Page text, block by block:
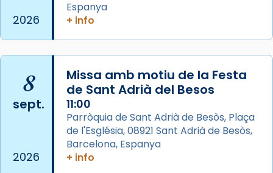
del Sant Pare Lleó XIV a Barcelona, i als
L’arquebisbe de Barcelona, el cardenal Joan
Josep Omella, ha presidit la missa i l’ha
concelebrat el bisbe auxiliar de Barcelona,
Mons. David Abadías.
📸 Dr. G. Simón
View on Facebook ·
2026
Espanya
+ info
8
sept.
2026
Missa amb motiu de la Festa
de Sant Adrià del Besos
11:00
Parròquia de Sant Adrià de Besòs, Plaça
de l'Església, 08921 Sant Adrià de Besòs,
Barcelona, Espanya
+ info